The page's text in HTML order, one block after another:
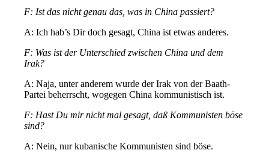
F: Ist das nicht genau das, was in China passiert?
A: Ich hab’s Dir doch gesagt, China ist etwas anderes.
F: Was ist der Unterschied zwischen China und dem
Irak?
A: Naja, unter anderem wurde der Irak von der Baath-
Partei beherrscht, wogegen China kommunistisch ist.
F: Hast Du mir nicht mal gesagt, daß Kommunisten böse
sind?
A: Nein, nur kubanische Kommunisten sind böse.